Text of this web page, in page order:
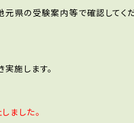
県の受験案内等で確認してくだ
施します。
ました。